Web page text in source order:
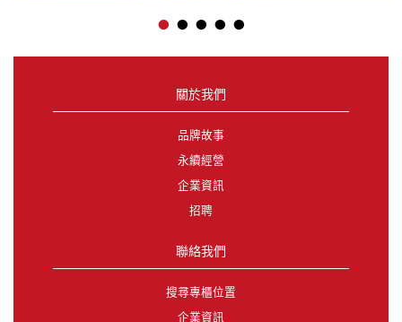
•••••
關於我們
品牌故事
永續經營
企業資訊
招聘
聯絡我們
搜尋專櫃位置
企業資訊